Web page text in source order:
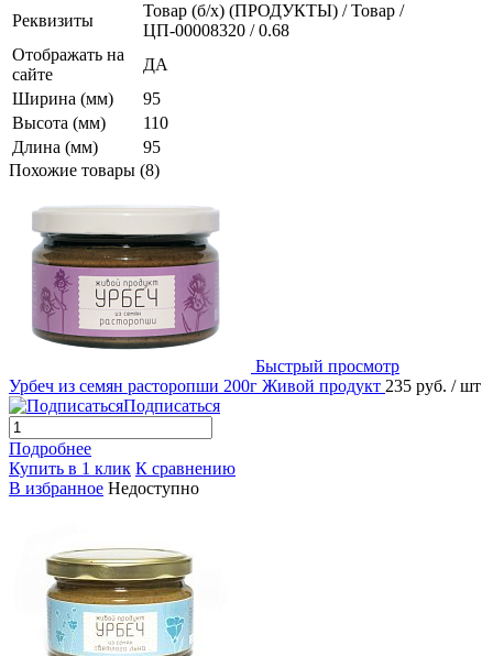
Реквизиты
Товар (б/х) (ПРОДУКТЫ) / Товар /
ЦП-00008320 / 0.68
Отображать на
сайте
ДА
Ширина (мм)
95
Высота (мм)
110
Длина (мм)
95
Похожие товары (8)
Быстрый просмотр
Урбеч из семян расторопши 200г Живой продукт 235 руб. / шт
Подписаться
Подробнее
Купить в 1 клик К сравнению
В избранное Недоступно